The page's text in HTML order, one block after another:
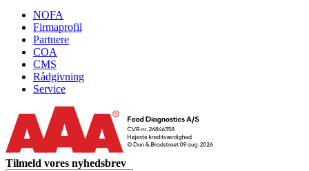
NOFA
Firmaprofil
Partnere
COA
CMS
Rådgivning
Service
Tilmeld vores nyhedsbrev